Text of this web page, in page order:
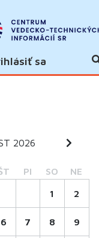
sa
2026
PI SO NE
1 2
6 7 8 9